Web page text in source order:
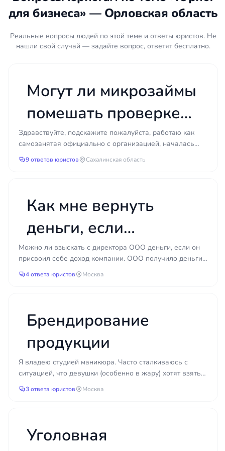
Разовые задачи решаются под конкретную
фирмы, ведение отдельного дела в суде. Этот
вариант подходит, когда правовая помощь
и стратегии руководителя.
Договорная работа и проверка
контрагентов
Договор является основным инструментом,
защищающим интересы предпринимателя. Юрист
способные обернуться убытками. Отдельное
оценить добросовестность будущего партнёра по
открытым реестрам и снизить вероятность работы
с недобросовестной компанией. Корректно
конфликтов и упрощает защиту позиции в споре.
Сотрудничество обычно строится по
руководителю, так и специалисту.
Первичная консультация и анализ
ситуации: юрист изучает запрос,
документы и обстоятельства.
Подготовка правовой позиции, документов
или процессуальных бумаг.
для бизнеса» — Орловская область
Реальные вопросы людей по этой теме и ответы юристов. Не
нашли свой случай — задайте вопрос, ответят бесплатно.
Могут ли микрозаймы
помешать проверке
банка по 115 закону
об операциях по
Здравствуйте, подскажите пожалуйста, работаю как
самозанятая официально с организацией, началась
проверка по 115 фз об операциях откуда поступают
9 ответов юристов Сахалинская область
Как мне вернуть
деньги, если
директор присвоил
доход компании?
Можно ли взыскать с директора ООО деньги, если он
присвоил себе доход компании. ООО получило деньги
за 2024 год, но не выплатила их учредителям, а чер...
4 ответа юристов Москва
Брендирование
продукции
Я владею студией маникюра. Часто сталкиваюсь с
ситуацией, что девушки (особенно в жару) хотят взять с
собой бутылочку воды. Поэтому я хочу на каждую б...
3 ответа юристов Москва
Уголовная